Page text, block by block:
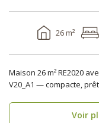
26 m²
Maison 26 m² RE2020
V20_A1 — compacte,
Voir